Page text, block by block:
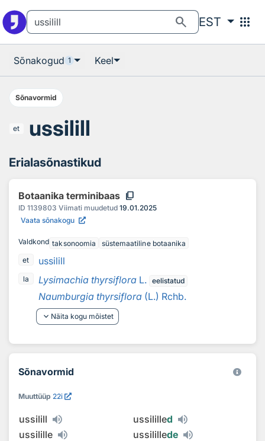
search EST apps
Sõnakogud 1 Keel
Sõnavormid
et ussilill
Erialasõnastikud
Botaanika terminibaas content_copy
ID 1139803 Viimati muudetud 19.01.2025
Vaata sõnakogu
Valdkond taksonoomia
süstemaatiline botaanika
et
ussilill
la Lysimachia thyrsiflora L. eelistatud
Naumburgia thyrsiflora (L.) Rchb.
keyboard_arrow_down Näita kogu mõistet
Sõnavormid
Muuttüüp 22i
ussilill ussililled
ussilille
ussilillede